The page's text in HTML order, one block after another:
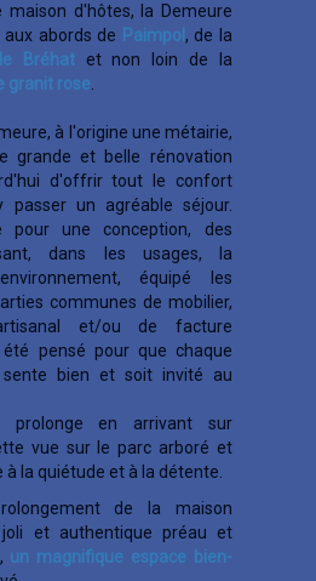
maison d'hôtes, la Demeure
abords de Paimpol , de la
Bréhatet non loin de la
granit rose
à l'origine une métairie,
grande et belle rénovation
d'offrir tout le confort
passer un agréable séjour.
pour une conception, des
dans les usages, la
équipé les
communes de mobilier,
et/ou de facture
pensé pour que chaque
sente bien et soit invité au
prolonge en arrivant sur
vue sur le parc arboré et
la quiétude et à la détente.
de la maison
et authentique préau et
un magnifique espace bien-